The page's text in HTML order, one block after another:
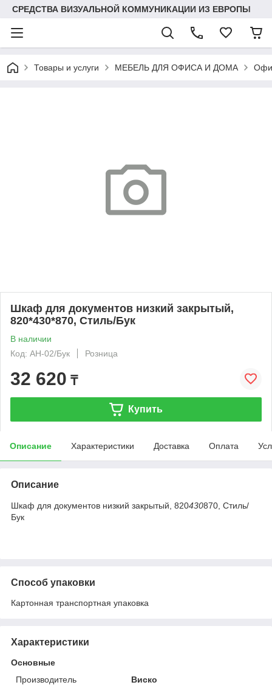
СРЕДСТВА ВИЗУАЛЬНОЙ КОММУНИКАЦИИ ИЗ ЕВРОПЫ
Товары и услуги МЕБЕЛЬ ДЛЯ ОФИСА И ДОМА
Шкаф для документов низкий закрытый,
820*430*870, Стиль/Бук
В наличии
Код: АН-02/Бук
Розница
32 620 ₸
Купить
Описание Характеристики Доставка Оплата
Описание
Шкаф для документов низкий закрытый, 820430870, Стиль/
Бук
Способ упаковки
Картонная транспортная упаковка
Характеристики
Основные
Производитель
Виско